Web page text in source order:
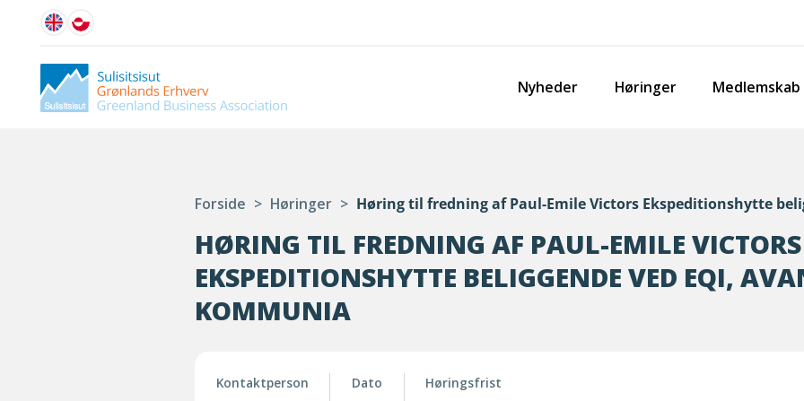
Nyheder Høringer Medlemskab
Forside > Høringer > Høring til fredning af Paul-Emile Victors Ekspeditionshytte
HØRING TIL FREDNING AF PAUL-EMILE VICTORS
EKSPEDITIONSHYTTE BELIGGENDE VED EQI,
KOMMUNIA
Kontaktperson Dato Høringsfrist